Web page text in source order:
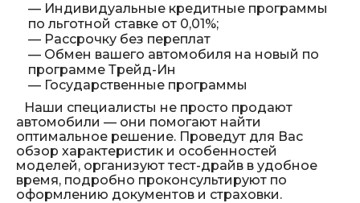
— Индивидуальные кредитные программы
по льготной ставке от 0,01%;
— Рассрочку без переплат
— Обмен вашего автомобиля на новый по
программе Трейд-Ин
— Государственные программы
Наши специалисты не просто продают
автомобили — они помогают найти
оптимальное решение. Проведут для Вас
обзор характеристик и особенностей
моделей, организуют тест-драйв в удобное
время, подробно проконсультируют по
оформлению документов и страховки.